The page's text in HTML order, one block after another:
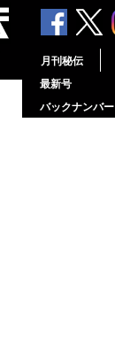
月刊秘伝
最新号
バックナンバー